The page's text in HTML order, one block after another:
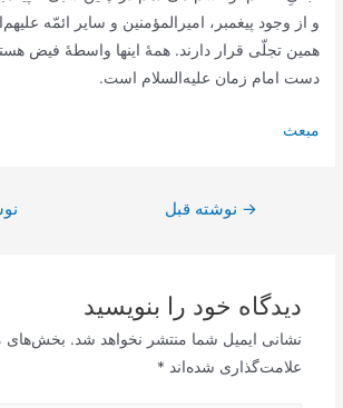
و از وجود پیغمبر، امیرالمؤمنین و سایر ائمّه
همین تجلّى قرار دارند. همۀ اینها واسطۀ فیض
دست امام زمان علیه‌السلام است.
مبعث
راهبری→ نوشته قبل
دیدگاه‌ خود را بنویسید
نشانی ایمیل شما منتشر نخواهد شد. بخش‌های
علامت‌گذاری شده‌اند *